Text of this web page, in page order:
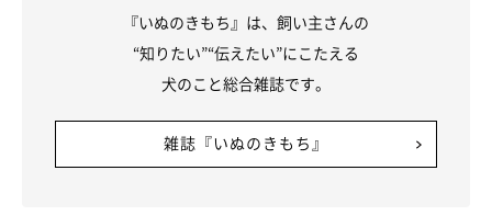
また、怖いもの知らずな一面もあり、初めて見るものに対しても
果敢に向かって行こうとすることも。そんなどれみちゃんのこと
を先住犬のいろはちゃんが気にかけて、優しく接してくれている
飼い主さんは2頭の関係性について、「姉妹というよりは親子の
『いぬのきもち』は、飼い主さんの
“知りたい”“伝えたい”にこたえる
犬のこと総合雑誌です。
雑誌『いぬのきもち』